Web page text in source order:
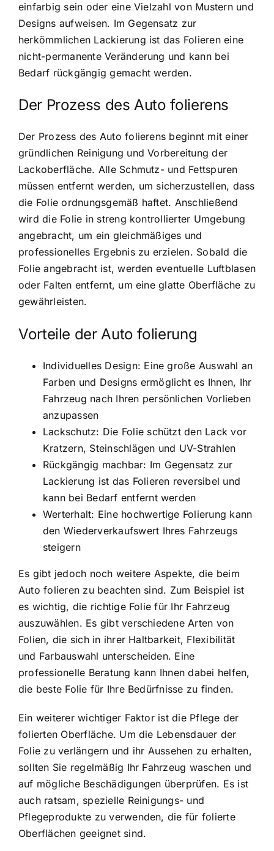
einfarbig sein oder eine Vielzahl von Mustern und
Designs aufweisen. Im Gegensatz zur
herkömmlichen Lackierung ist das Folieren eine
nicht-permanente Veränderung und kann bei
Bedarf rückgängig gemacht werden.
Der Prozess des Auto folierens
Der Prozess des Auto folierens beginnt mit einer
gründlichen Reinigung und Vorbereitung der
Lackoberfläche. Alle Schmutz- und Fettspuren
müssen entfernt werden, um sicherzustellen, dass
die Folie ordnungsgemäß haftet. Anschließend
wird die Folie in streng kontrollierter Umgebung
angebracht, um ein gleichmäßiges und
professionelles Ergebnis zu erzielen. Sobald die
Folie angebracht ist, werden eventuelle Luftblasen
oder Falten entfernt, um eine glatte Oberfläche zu
gewährleisten.
Vorteile der Auto folierung
Individuelles Design: Eine große Auswahl an
Farben und Designs ermöglicht es Ihnen, Ihr
Fahrzeug nach Ihren persönlichen Vorlieben
anzupassen
Lackschutz: Die Folie schützt den Lack vor
Kratzern, Steinschlägen und UV-Strahlen
Rückgängig machbar: Im Gegensatz zur
Lackierung ist das Folieren reversibel und
kann bei Bedarf entfernt werden
Werterhalt: Eine hochwertige Folierung kann
den Wiederverkaufswert Ihres Fahrzeugs
steigern
Es gibt jedoch noch weitere Aspekte, die beim
Auto folieren zu beachten sind. Zum Beispiel ist
es wichtig, die richtige Folie für Ihr Fahrzeug
auszuwählen. Es gibt verschiedene Arten von
Folien, die sich in ihrer Haltbarkeit, Flexibilität
und Farbauswahl unterscheiden. Eine
professionelle Beratung kann Ihnen dabei helfen,
die beste Folie für Ihre Bedürfnisse zu finden.
Ein weiterer wichtiger Faktor ist die Pflege der
folierten Oberfläche. Um die Lebensdauer der
Folie zu verlängern und ihr Aussehen zu erhalten,
sollten Sie regelmäßig Ihr Fahrzeug waschen und
auf mögliche Beschädigungen überprüfen. Es ist
auch ratsam, spezielle Reinigungs- und
Pflegeprodukte zu verwenden, die für folierte
Oberflächen geeignet sind.